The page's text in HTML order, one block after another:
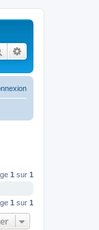
Rechercher
1 sur 1
1 sur 1